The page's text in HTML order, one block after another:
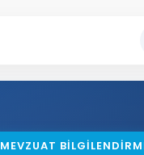
MEVZUAT